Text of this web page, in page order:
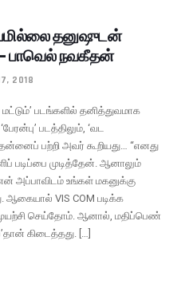
தனுஷுடன்
பாவெல் நவகீதன்
2018
மட்டும்’ படங்களில் தனித்துவமாக
படத்திலும், ‘வட
தன்னைப் பற்றி அவர் கூறியது… “எனது
படிப்பை முடித்தேன். ஆனாலும்
என் அப்பாவிடம் உங்கள் மகனுக்கு
VIS COM படிக்க
செய்தோம். ஆனால், மதிப்பெண்
கிடைத்தது. […]